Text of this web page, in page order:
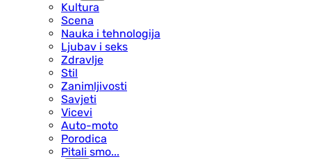
Kultura
Scena
Nauka i tehnologija
Ljubav i seks
Zdravlje
Stil
Zanimljivosti
Savjeti
Vicevi
Auto-moto
Porodica
Pitali smo...